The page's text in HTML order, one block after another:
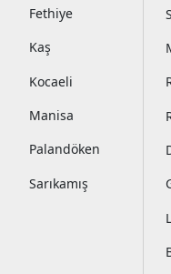
Fethiye
Kaş
Kocaeli
Manisa
Palandöken
Sarıkamış